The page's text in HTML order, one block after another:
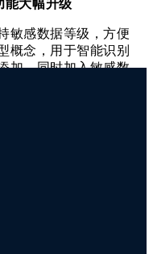
能大幅升级
敏感数据等级，方便
概念，用于智能识别
加。同时加入敏感数
当前组织下敏感数据
敏算法和识别规则，
能对腾讯云
支持 TDSQL MySQL